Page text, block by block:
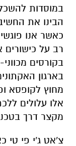
במוסדות
כאשר אנו
רב על כישורים
בקורסים
בארגון
מחוץ לקופסא
אלו עלולים
מקצר דרך
צ'אט ג'י פי טי